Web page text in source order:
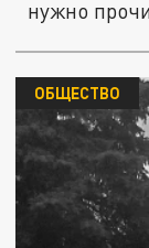
нужно
ОБЩЕСТВО